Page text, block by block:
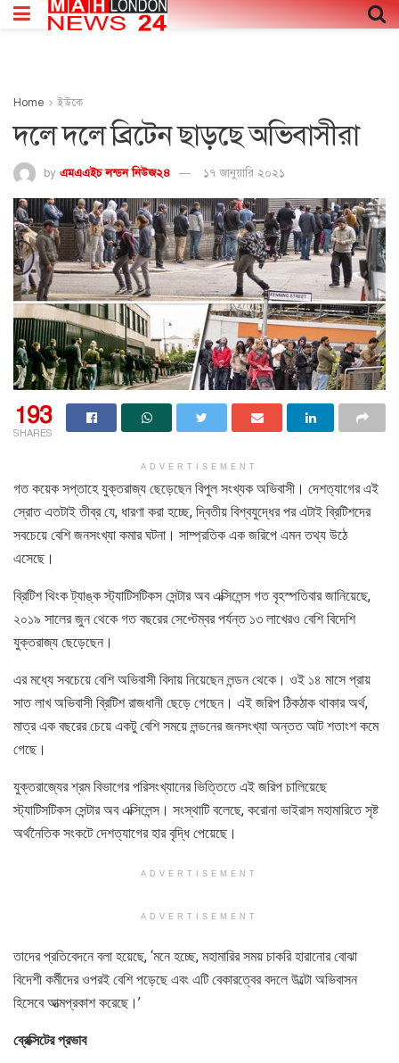
Home ইউকে
দলে দলে ব্রিটেন ছাড়ছে অভিবাসীরা
by এমএএইচ লন্ডন নিউজ২৪ ১৭ জানুয়ারি ২০২১
193
SHARES
ADVERTISEMENT
গত কয়েক সপ্তাহে যুক্তরাজ্য ছেড়েছেন বিপুল সংখ্যক অভিবাসী। দেশত্যাগের এই
স্রোত এতটাই তীব্র যে, ধারণা করা হচ্ছে, দ্বিতীয় বিশ্বযুদ্ধের পর এটাই ব্রিটিশদের
সবচেয়ে বেশি জনসংখ্যা কমার ঘটনা। সাম্প্রতিক এক জরিপে এমন তথ্য উঠে
এসেছে।
ব্রিটিশ থিংক ট্যাঙ্ক স্ট্যাটিসটিকস সেন্টার অব এক্সিলেন্স গত বৃহস্পতিবার জানিয়েছে,
২০১৯ সালের জুন থেকে গত বছরের সেপ্টেম্বর পর্যন্ত ১৩ লাখেরও বেশি বিদেশি
যুক্তরাজ্য ছেড়েছেন।
এর মধ্যে সবচেয়ে বেশি অভিবাসী বিদায় নিয়েছেন লন্ডন থেকে। ওই ১৪ মাসে প্রায়
সাত লাখ অভিবাসী ব্রিটিশ রাজধানী ছেড়ে গেছেন। এই জরিপ ঠিকঠাক থাকার অর্থ,
মাত্র এক বছরের চেয়ে একটু বেশি সময়ে লন্ডনের জনসংখ্যা অন্তত আট শতাংশ কমে
গেছে।
যুক্তরাজ্যের শ্রম বিভাগের পরিসংখ্যানের ভিত্তিতে এই জরিপ চালিয়েছে
স্ট্যাটিসটিকস সেন্টার অব এক্সিলেন্স। সংস্থাটি বলেছে, করোনা ভাইরাস মহামারিতে সৃষ্ট
অর্থনৈতিক সংকটে দেশত্যাগের হার বৃদ্ধি পেয়েছে।
ADVERTISEMENT
ADVERTISEMENT
তাদের প্রতিবেদনে বলা হয়েছে, ‘মনে হচ্ছে, মহামারির সময় চাকরি হারানোর বোঝা
বিদেশী কর্মীদের ওপরই বেশি পড়েছে এবং এটি বেকারত্বের বদলে উল্টো অভিবাসন
হিসেবে আত্মপ্রকাশ করেছে।’
ব্রেক্সিটের প্রভাব